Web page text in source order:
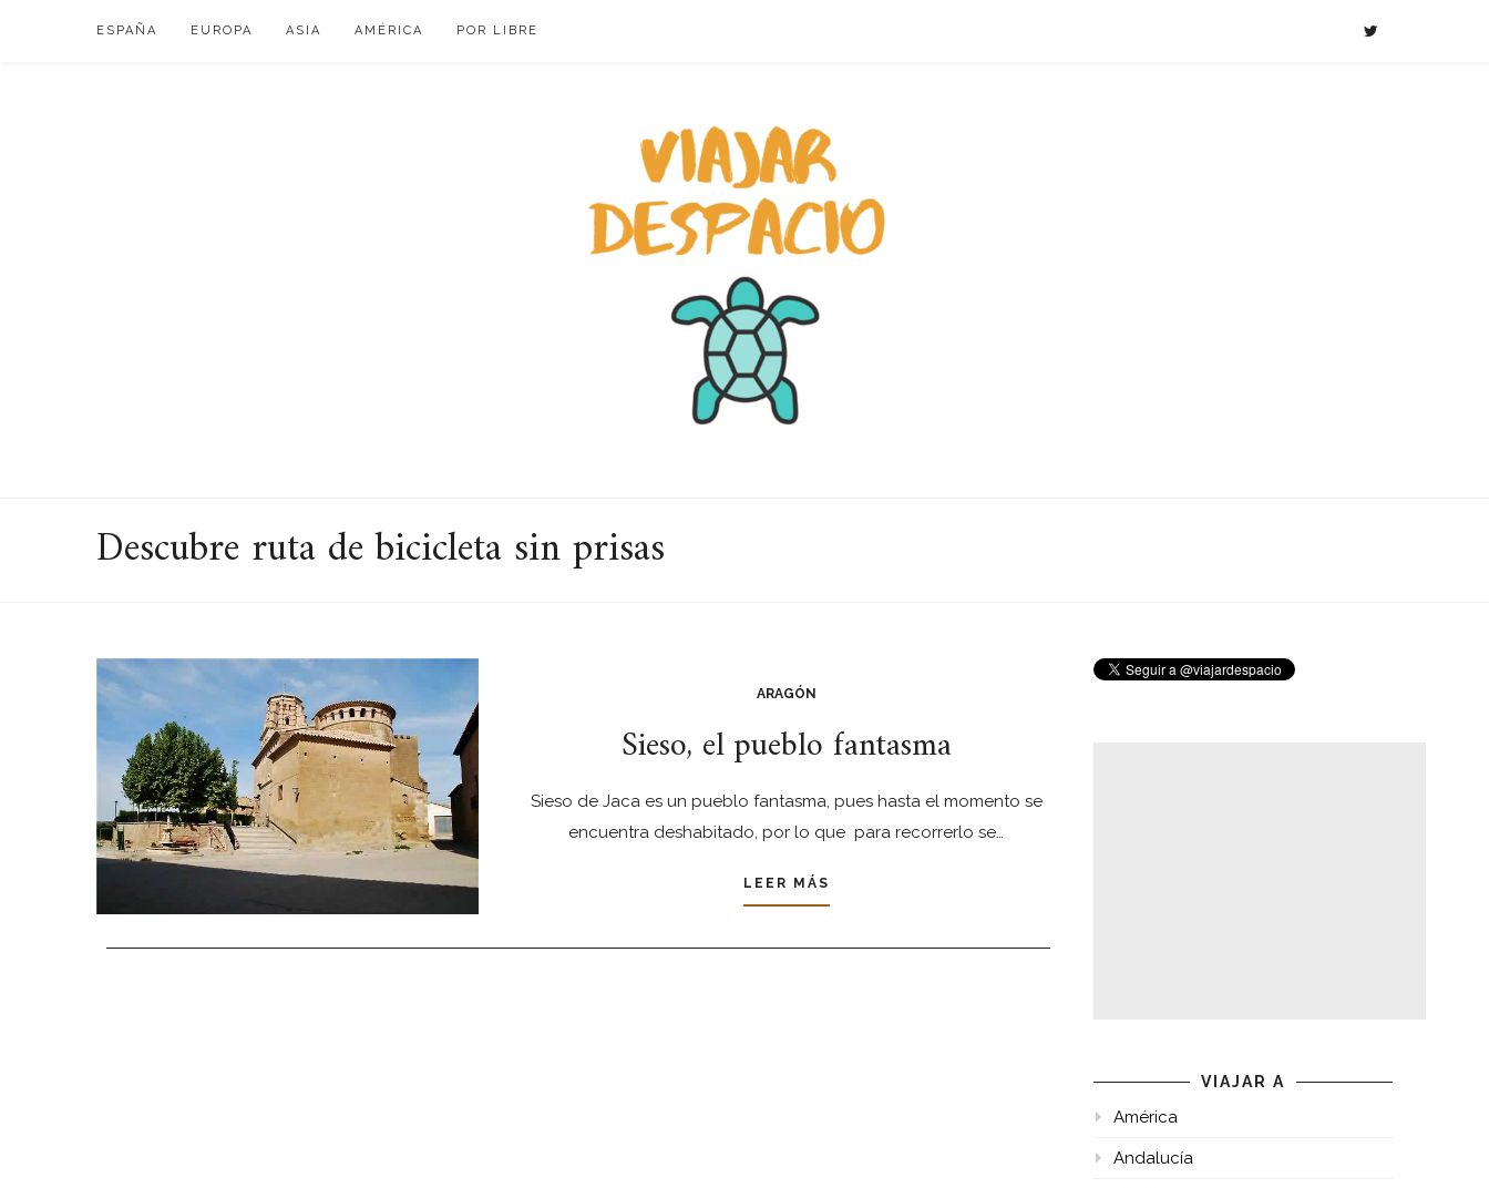
ESPAÑA EUROPA ASIA AMÉRICA POR LIBRE
Descubre ruta de bicicleta sin prisas
ARAGÓN
Sieso, el pueblo fantasma
Sieso de Jaca es un pueblo fantasma, pues hasta el momento se
encuentra deshabitado, por lo que para recorrerlo se…
LEER MÁS
VIAJAR A
América
Andalucía